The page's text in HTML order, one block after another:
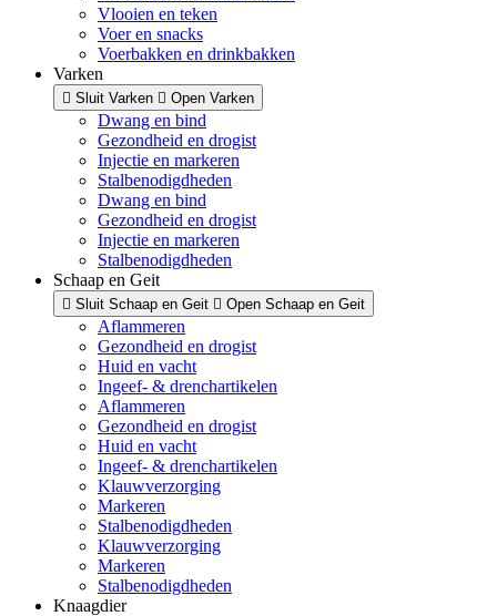
Vlooien en teken
Voer en snacks
Voerbakken en drinkbakken
Varken
Sluit Varken Open Varken
Dwang en bind
Gezondheid en drogist
Injectie en markeren
Stalbenodigdheden
Dwang en bind
Gezondheid en drogist
Injectie en markeren
Stalbenodigdheden
Schaap en Geit
Sluit Schaap en Geit Open Schaap en Geit
Aflammeren
Gezondheid en drogist
Huid en vacht
Ingeef- & drenchartikelen
Aflammeren
Gezondheid en drogist
Huid en vacht
Ingeef- & drenchartikelen
Klauwverzorging
Markeren
Stalbenodigdheden
Klauwverzorging
Markeren
Stalbenodigdheden
Knaagdier